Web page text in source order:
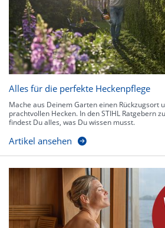
Alles für die perfekte Heckenpflege
Mache aus Deinem Garten einen Rückzugsort
prachtvollen Hecken. In den STIHL Ratgebern
findest Du alles, was Du wissen musst.
Artikel ansehen